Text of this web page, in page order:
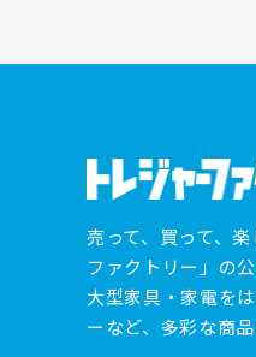
売って、買って、
ファクトリー」の
大型家具・家電を
ーなど、多彩な商